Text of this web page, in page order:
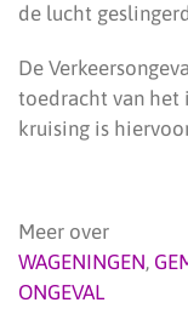
de lucht
De
toedracht van het
kruising is
Meer over
WAGENINGEN,
ONGEVAL